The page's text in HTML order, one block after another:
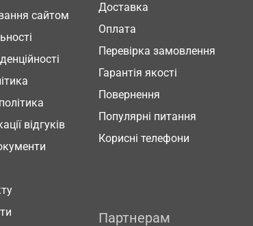
сайтом
відгуків
Доставка
Оплата
Перевірка замовлення
Гарантія якості
Повернення
Популярні питання
Корисні телефони
Партнерам